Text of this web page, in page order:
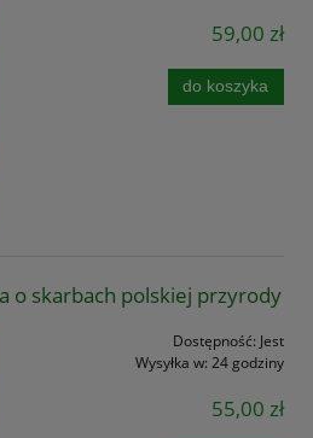
59,00 zł
do koszyka
o skarbach polskiej przyrody
Dostępność: Jest
Wysyłka w: 24 godziny
55,00 zł